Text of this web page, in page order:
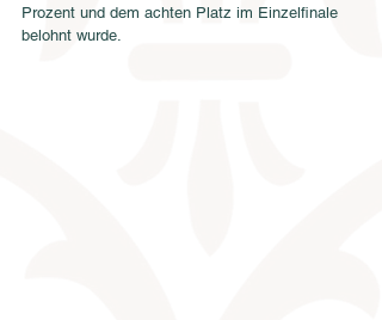
Prozent und dem achten Platz im Einzelfinale
belohnt wurde.